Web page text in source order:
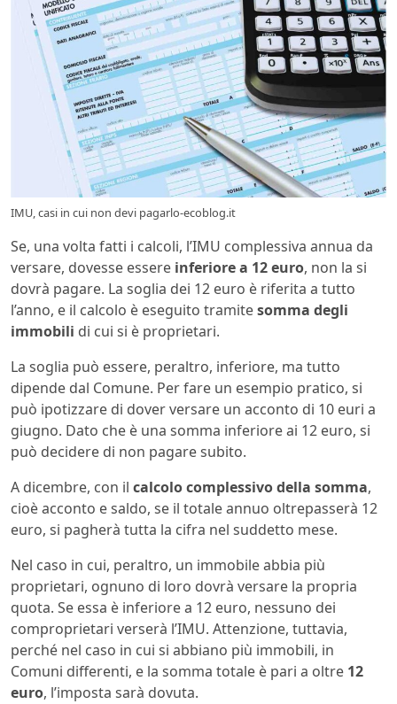
IMU, casi in cui non devi pagarlo-ecoblog.it
Se, una volta fatti i calcoli, l’IMU complessiva annua da
versare, dovesse essere inferiore a 12 euro, non la si
dovrà pagare. La soglia dei 12 euro è riferita a tutto
l’anno, e il calcolo è eseguito tramitesomma degli
immobili di cui si è proprietari.
La soglia può essere, peraltro, inferiore, ma tutto
dipende dal Comune. Per fare un esempio pratico, si
può ipotizzare di dover versare un acconto di 10 euri a
giugno. Dato che è una somma inferiore ai 12 euro, si
può decidere di non pagare subito.
A dicembre, con il calcolo complessivo della somma,
cioè acconto e saldo, se il totale annuo oltrepasserà 12
euro, si pagherà tutta la cifra nel suddetto mese.
Nel caso in cui, peraltro, un immobile abbia più
proprietari, ognuno di loro dovrà versare la propria
quota. Se essa è inferiore a 12 euro, nessuno dei
comproprietari verserà l’IMU. Attenzione, tuttavia,
perché nel caso in cui si abbiano più immobili, in
Comuni differenti, e la somma totale è pari a oltre 12
euro, l’imposta sarà dovuta.